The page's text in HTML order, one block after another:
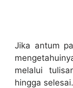
Jika antum
melalui
hingga selesai.